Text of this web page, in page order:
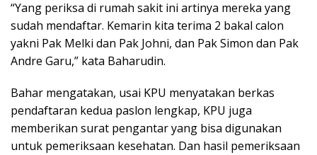
“Yang periksa di rumah sakit ini artinya mereka yang
sudah mendaftar. Kemarin kita terima 2 bakal calon
yakni Pak Melki dan Pak Johni, dan Pak Simon dan Pak
Andre Garu,” kata Baharudin.
Bahar mengatakan, usai KPU menyatakan berkas
pendaftaran kedua paslon lengkap, KPU juga
memberikan surat pengantar yang bisa digunakan
untuk pemeriksaan kesehatan. Dan hasil pemeriksaan